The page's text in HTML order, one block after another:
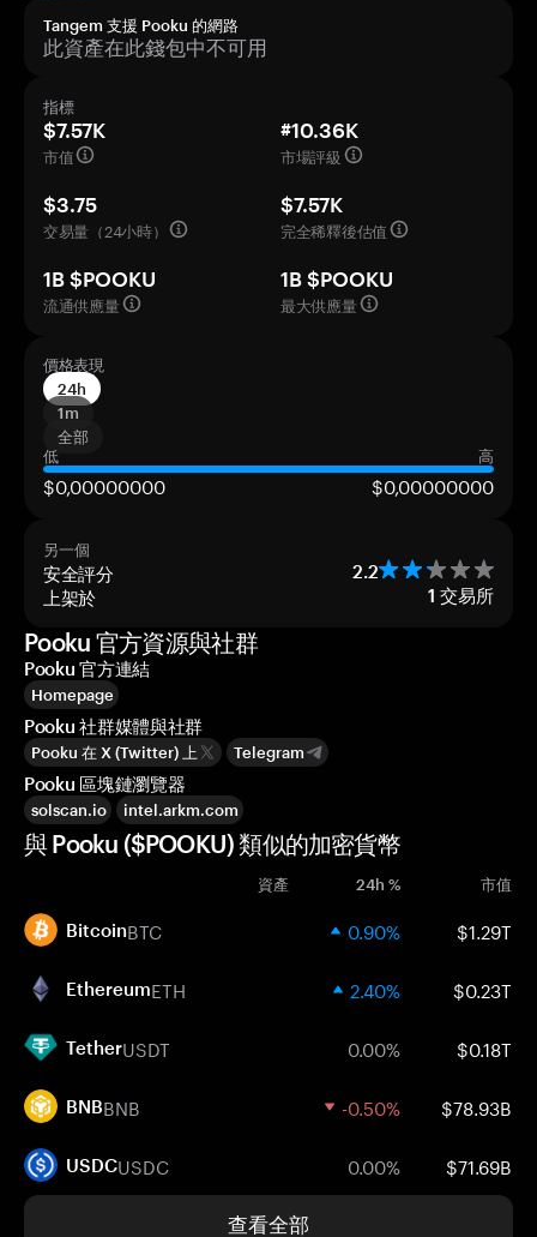
Tangem 支援 Pooku 的網路
此資產在此錢包中不可用
指標
$7.57K
市值
#10.36K
市場評級
$3.75
交易量（24小時）
$7.57K
完全稀釋後估值
1B $POOKU
流通供應量
1B $POOKU
最大供應量
價格表現
24h
1m
全部
低
高
$0,00000000 $0,00000000
另一個
安全評分 2.2
上架於 1 交易所
Pooku 官方資源與社群
Pooku 官方連結
Homepage
Pooku 社群媒體與社群
Pooku 在 X (Twitter) 上 Telegram
Pooku 區塊鏈瀏覽器
solscan.io intel.arkm.com
與 Pooku ($POOKU) 類似的加密貨幣
資產 24h % 市值
BitcoinBTC 0.90% $1.29T
EthereumETH 2.40% $0.23T
TetherUSDT 0.00% $0.18T
BNBBNB -0.50% $78.93B
USDCUSDC 0.00% $71.69B
查看全部